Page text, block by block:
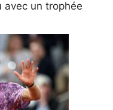
avec un trophée